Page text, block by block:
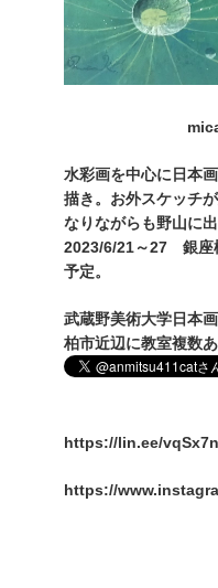
水彩画を中心に日本
描き。お外スケッチ
なりながらも野山に
2023/6/21～27 銀座
予定。
武蔵野美術大学日本
柏市近辺に教室複数あ
https://lin.ee/
https://